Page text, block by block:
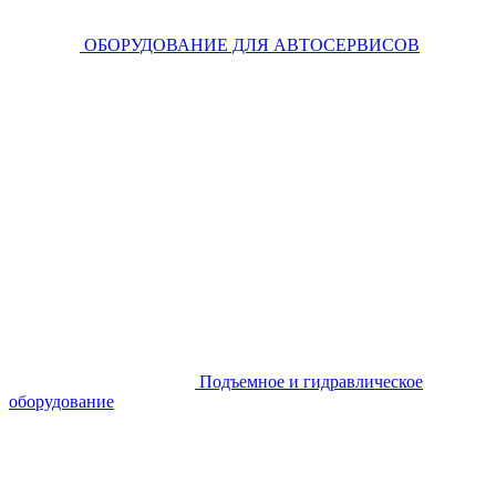
ОБОРУДОВАНИЕ ДЛЯ АВТОСЕРВИСОВ
Подъемное и гидравлическое
оборудование